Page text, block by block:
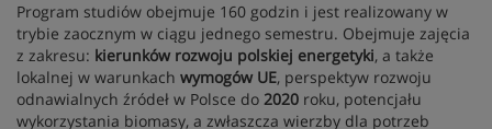
Program studiów obejmuje 160 godzin i jest realizowany w
trybie zaocznym w ciągu jednego semestru. Obejmuje zajęcia
z zakresu: kierunków rozwoju polskiej energetyki, a także
lokalnej w warunkach wymogów UE, perspektyw rozwoju
odnawialnych źródeł w Polsce do 2020 roku, potencjału
wykorzystania biomasy, a zwłaszcza wierzby dla potrzeb